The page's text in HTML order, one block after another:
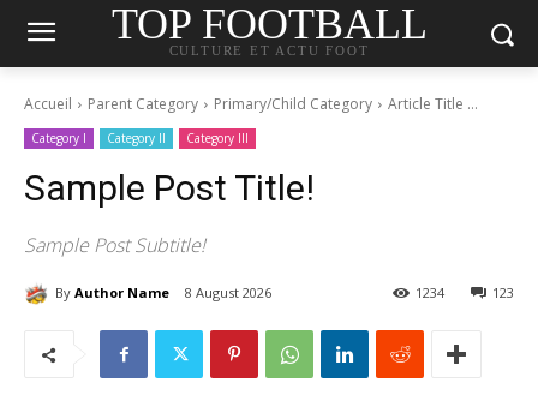
TOP FOOTBALL
CULTURE ET ACTU FOOT
Accueil Parent Category Primary/Child Category Article Title ...
Category I Category II Category III
Sample Post Title!
Sample Post Subtitle!
By Author Name 8 August 2026 123
1234